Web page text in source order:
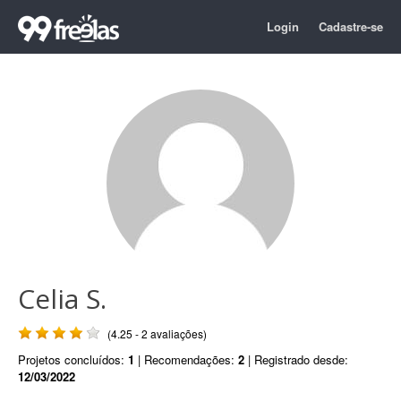
Login Cadastre-se
Celia S.
(4.25 - 2 avaliações)
Projetos concluídos: 1 | Recomendações: 2 | Registrado desde:
12/03/2022